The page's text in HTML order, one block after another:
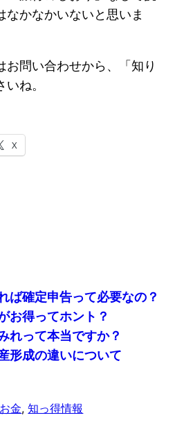
なかなかいないと思いま
お問い合わせから、「知り
ね。
X
ば確定申告って必要なの？
お得ってホント？
れって本当ですか？
形成の違いについて
お金, 知っ得情報